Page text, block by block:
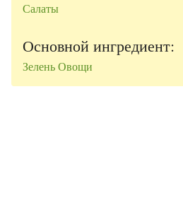
Салаты
Основной ингредиент:
ЗеленьОвощи